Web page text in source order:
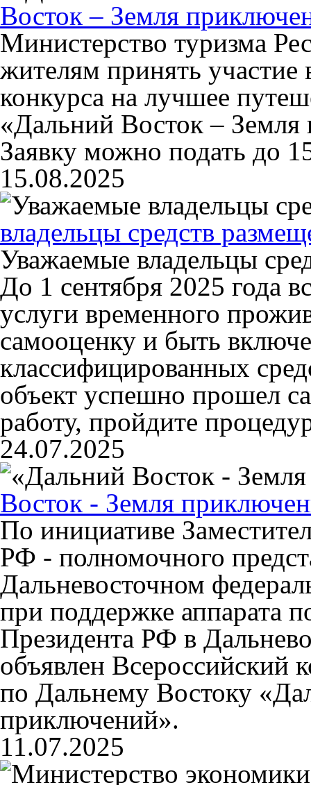
Восток – Земля
Министерство туризма
жителям принять участие
конкурса на лучшее
«Дальний Восток –
Заявку можно подать до
15.08.2025
владельцы средств
Уважаемые владельцы
До 1 сентября 2025 года
услуги временного
самооценку и быть
классифицированных
объект успешно прошел
работу, пройдите
24.07.2025
Восток - Земля
По инициативе
РФ - полномочного
Дальневосточном
при поддержке аппарата
Президента РФ в
объявлен Всероссийский
по Дальнему Востоку
приключений».
11.07.2025